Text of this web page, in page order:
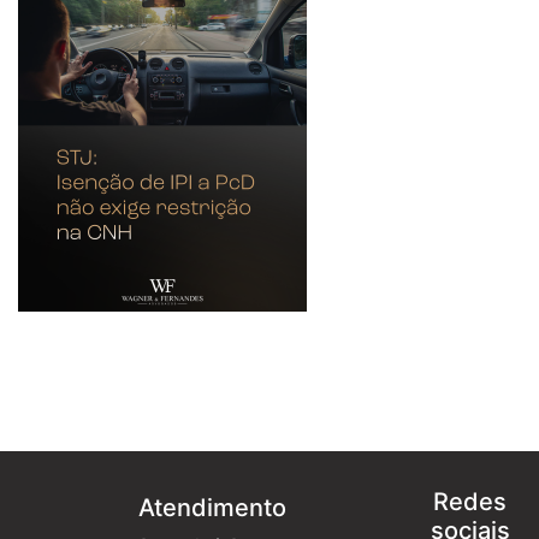
Atendimento
Redes
sociais